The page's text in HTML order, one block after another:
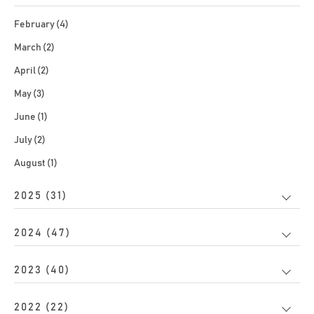
February (4)
March (2)
April (2)
May (3)
June (1)
July (2)
August (1)
2025 (31)
2024 (47)
2023 (40)
2022 (22)